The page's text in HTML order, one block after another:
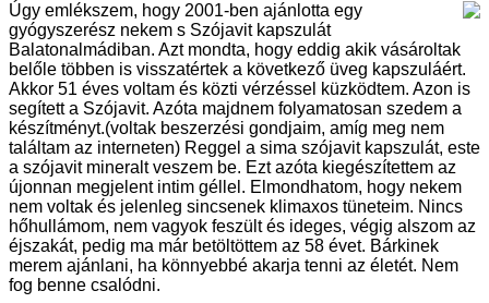
Úgy emlékszem, hogy 2001-ben ajánlotta egy
gyógyszerész nekem s Szójavit kapszulát
Balatonalmádiban. Azt mondta, hogy eddig akik vásároltak
belőle többen is visszatértek a következő üveg kapszuláért.
Akkor 51 éves voltam és közti vérzéssel küzködtem. Azon is
segített a Szójavit. Azóta majdnem folyamatosan szedem a
készítményt.(voltak beszerzési gondjaim, amíg meg nem
találtam az interneten) Reggel a sima szójavit kapszulát, este
a szójavit mineralt veszem be. Ezt azóta kiegészítettem az
újonnan megjelent intim géllel. Elmondhatom, hogy nekem
nem voltak és jelenleg sincsenek klimaxos tüneteim. Nincs
hőhullámom, nem vagyok feszült és ideges, végig alszom az
éjszakát, pedig ma már betöltöttem az 58 évet. Bárkinek
merem ajánlani, ha könnyebbé akarja tenni az életét. Nem
fog benne csalódni.